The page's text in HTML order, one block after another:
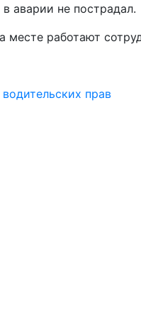
аварии не пострадал.
месте работают
прав